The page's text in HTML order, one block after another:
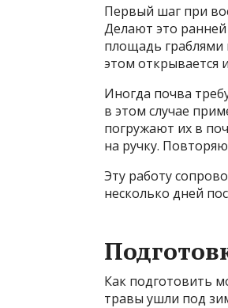
Первый шаг при
Делают это ранней
площадь граблями
этом открывается
Иногда почва
в этом случае
погружают их в
на ручку.
Эту работу
несколько дней
Как подготовить
травы ушли под